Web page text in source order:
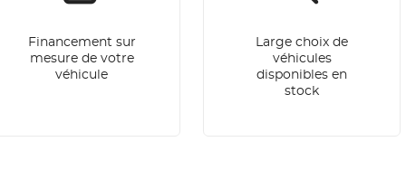
Financement sur
mesure de votre
véhicule
Large choix de
véhicules
disponibles en
stock